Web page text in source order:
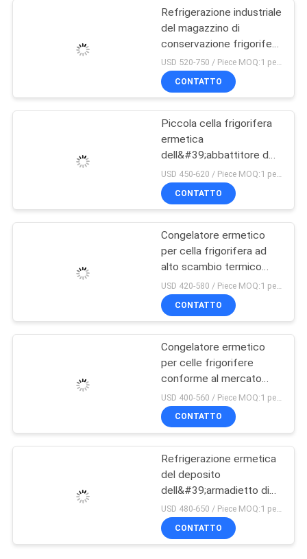
POLITICA
PRIVACY
condensazione
raffreddate ad
acqua
Evaporatori della
stanza fresca
21
l'evaporatore a
14
scambiatore di
calore
220V 60Hz R404A
Refrigerazione industriale
del magazzino di
conservazione frigorifera
di tipo aperto
raffreddato ad aria
dell&#39;unità di
trasmissione a cinghia
R404A R134a piccola
USD 520-750 / Piece MOQ:1 pezzo
CONTATTO
Piccola cella frigorifera
ermetica
dell&#39;abbattitore del
congelatore del rotolo
R404A R449A
dell&#39;unità di
bassa temperatura meno
25°C
CONTATTO
Congelatore ermetico
per cella frigorifera ad
alto scambio termico
dell&#39;unità di
condensazione 3HP
R404A del condensatore
dell&#39;aletta della
metropolitana di rame
CONTATTO
Congelatore ermetico
per celle frigorifere
conforme al mercato
europeo del rotolo
R134a R404A
dell&#39;unità di
certificato ISO CE
piccolo
CONTATTO
Refrigerazione ermetica
del deposito
dell&#39;armadietto di
esposizione del
supermercato del rotolo
R134a dell&#39;unità di
USD 480-650 / Piece MOQ:1 pezzo
CONTATTO